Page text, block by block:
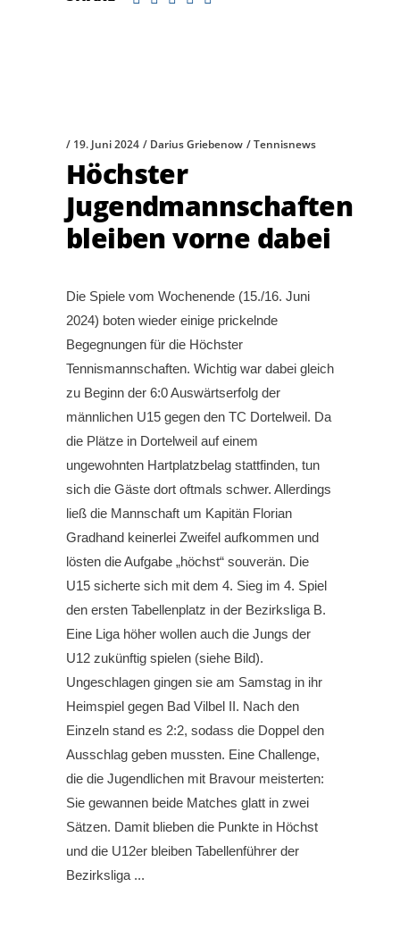
19. Juni 2024 Darius Griebenow Tennisnews
Höchster
Jugendmannschaften
bleiben vorne dabei
Die Spiele vom Wochenende (15./16. Juni
2024) boten wieder einige prickelnde
Begegnungen für die Höchster
Tennismannschaften. Wichtig war dabei gleich
zu Beginn der 6:0 Auswärtserfolg der
männlichen U15 gegen den TC Dortelweil. Da
die Plätze in Dortelweil auf einem
ungewohnten Hartplatzbelag stattfinden, tun
sich die Gäste dort oftmals schwer. Allerdings
ließ die Mannschaft um Kapitän Florian
Gradhand keinerlei Zweifel aufkommen und
lösten die Aufgabe „höchst“ souverän. Die
U15 sicherte sich mit dem 4. Sieg im 4. Spiel
den ersten Tabellenplatz in der Bezirksliga B.
Eine Liga höher wollen auch die Jungs der
U12 zukünftig spielen (siehe Bild).
Ungeschlagen gingen sie am Samstag in ihr
Heimspiel gegen Bad Vilbel II. Nach den
Einzeln stand es 2:2, sodass die Doppel den
Ausschlag geben mussten. Eine Challenge,
die die Jugendlichen mit Bravour meisterten:
Sie gewannen beide Matches glatt in zwei
Sätzen. Damit blieben die Punkte in Höchst
und die U12er bleiben Tabellenführer der
Bezirksliga